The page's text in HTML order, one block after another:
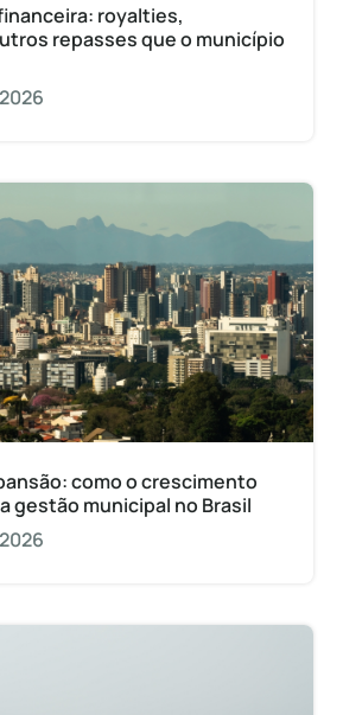
royalties,
repasses que o município
como o crescimento
gestão municipal no Brasil